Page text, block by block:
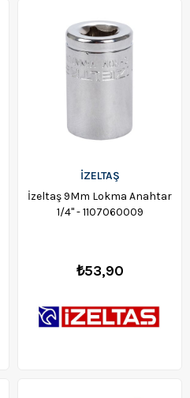
İZELTAŞ
İzeltaş 9Mm Lokma Anahtar
1/4" - 1107060009
₺53,90